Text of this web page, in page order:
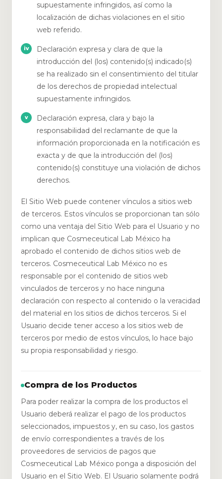
supuestamente infringidos, así como la
localización de dichas violaciones en el sitio
web referido.
Declaración expresa y clara de que la
introducción del (los) contenido(s) indicado(s)
se ha realizado sin el consentimiento del titular
de los derechos de propiedad intelectual
supuestamente infringidos.
Declaración expresa, clara y bajo la
responsabilidad del reclamante de que la
información proporcionada en la notificación es
exacta y de que la introducción del (los)
contenido(s) constituye una violación de dichos
derechos.
El Sitio Web puede contener vínculos a sitios web
de terceros. Estos vínculos se proporcionan tan sólo
como una ventaja del Sitio Web para el Usuario y no
implican que Cosmeceutical Lab México ha
aprobado el contenido de dichos sitios web de
terceros. Cosmeceutical Lab México no es
responsable por el contenido de sitios web
vinculados de terceros y no hace ninguna
declaración con respecto al contenido o la veracidad
del material en los sitios de dichos terceros. Si el
Usuario decide tener acceso a los sitios web de
terceros por medio de estos vínculos, lo hace bajo
su propia responsabilidad y riesgo.
Compra de los Productos
Para poder realizar la compra de los productos el
Usuario deberá realizar el pago de los productos
seleccionados, impuestos y, en su caso, los gastos
de envío correspondientes a través de los
proveedores de servicios de pagos que
Cosmeceutical Lab México ponga a disposición del
Usuario en el Sitio Web. El Usuario solamente podrá